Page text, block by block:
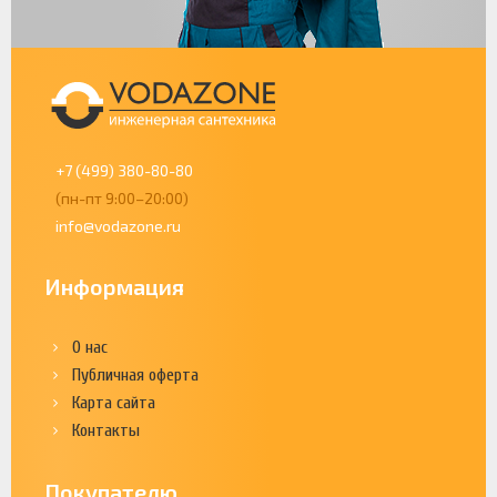
+7 (499) 380-80-80
(пн-пт 9:00–20:00)
info@vodazone.ru
Информация
О нас
Публичная оферта
Карта сайта
Контакты
Покупателю